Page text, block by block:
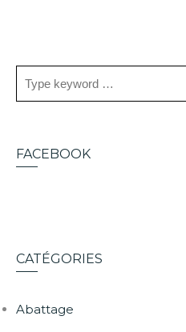
FACEBOOK
CATÉGORIES
Abattage